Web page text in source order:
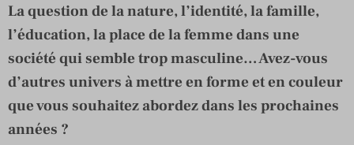
La question de la nature, l’identité, la famille,
l’éducation, la place de la femme dans une
société qui semble trop masculine… Avez-vous
d’autres univers à mettre en forme et en couleur
que vous souhaitez abordez dans les prochaines
années ?